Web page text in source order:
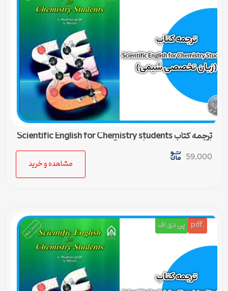
ترجمه کتاب Scientific English for Chemistry students
(زبان تخصصی شیمی) – درس 3
59,000
مشاهده و خرید
.pdf پی دی اف